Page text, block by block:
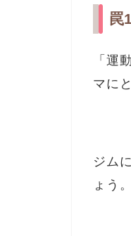
罠
「運
マに
ジム
ょう。